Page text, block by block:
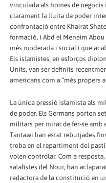
vinculada als homes de
clarament la lluita de poder
confrontació entre Khairat
formació, i Abd el Meneim
més moderada i social i que
Els islamistes, en esforços
Units, van ser definits
americans com a “més propers
La única pressió islamista als
de poder. Els Germans porten
militars per mirar de fer-se amb
Tantawi han estat rebutjades
troba en el repartiment del
volen controlar. Com a
salafistes del Nour, han
redactora de la constitució en